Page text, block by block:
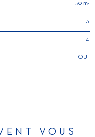
50 m²
3
4
OUI
VOUS